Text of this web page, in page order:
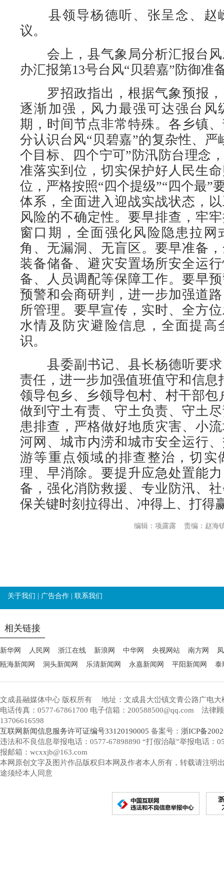
县领导杨德听、张呈念、赵
议。
会上，县气象局分析汇报台风
办汇报第13号台风“贝碧嘉”防御准
罗招政指出，根据气象预报，
逐渐加强，风力最强可达强台风
期，时间节点非常特殊。各乡镇
分认识台风“贝碧嘉”的复杂性、严
个目标、四个宁可”防汛防台理念
准落实到位，切实保护好人民生
位，严格按照“四个提级”“四个最”
体系，全面进入迎战实战状态，
风险的不确定性。要早排查，牢
窗口期，全面强化风险隐患拉网
角、无漏洞、无盲区。要早准备
装备储备、避灾安置场所安全运
备、人员调配等保障工作。要早
预警和会商研判，进一步加强道
所管理。要早宣传，实时、全方
水情及防灾避险信息，全面提高
识。
县委副书记、县长杨德听要求
责任，进一步加强值班值守和信息
领导包乡、乡领导包村、村干部包
做到守土有责、守土负责、守土
患排查，严格做好地质灾害、小
河网、城市内涝和城市安全运行
游等重点领域的排查整治，切实
理、早消除。要提升应急处置能
备，强化消防救援、专业防汛、
保关键时刻拉得出、冲得上、打得
责编：赵海
编辑：项露露
关于我们 广告合作 联系我们
相关链接
新华网 人民网 浙江在线 新浪网 中华网 央视网站 南方网
瓯海新闻网
洞头新闻网 乐清新闻网 永嘉新闻网 平阳新闻网 泰
文成县融媒体中心 版权所有
地址：文成县大峃镇文青公路广电大
电话传真：0577-67861700 电子信箱：200588500@qq.com 法律
13706616598
互联网新闻信息服务许可证编号33120190005 备案号： 浙ICP备
违法和不良信息举报电话：0577-67898890 “打假治敲”举报电话：
报邮箱：wcxxjb@163.com
本网原创文字及图片作品版权归本网及作者本人所有，转载请注明
途须经本人同意